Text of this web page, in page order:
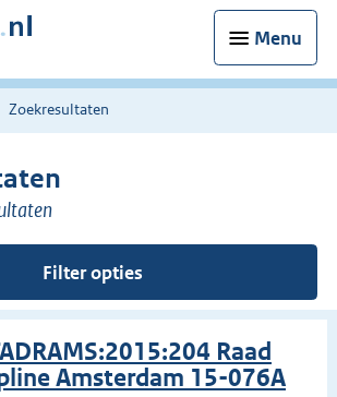
Menu
Zoekresultaten
Filter opties
Raad
Amsterdam 15-076A